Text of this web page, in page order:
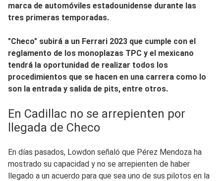
marca de automóviles estadounidense durante las
tres primeras temporadas.
"Checo" subirá a un Ferrari 2023 que cumple con el
reglamento de los monoplazas TPC y el mexicano
tendrá la oportunidad de realizar todos los
procedimientos que se hacen en una carrera como lo
son la entrada y salida de pits, entre otros.
En Cadillac no se arrepienten por
llegada de Checo
En días pasados, Lowdon señaló que Pérez Mendoza ha
mostrado su capacidad y no se arrepienten de haber
llegado a un acuerdo para que sea uno de sus pilotos en la